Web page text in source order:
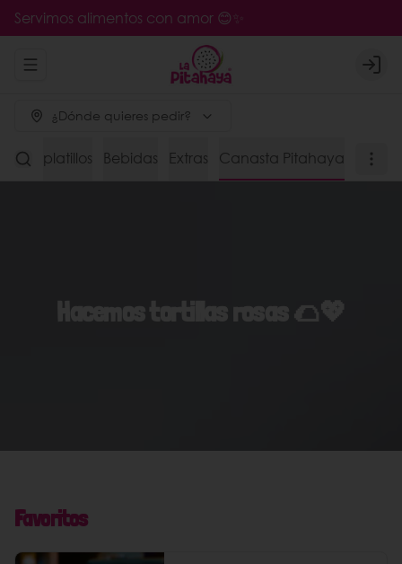
Servimos alimentos con amor 😊✨
Abrir menu de navegación Login
¿Dónde quieres pedir?
de platillos Bebidas Extras Canasta Pitahaya
Hacemos tortillas rosas 🌮💖
Favoritos